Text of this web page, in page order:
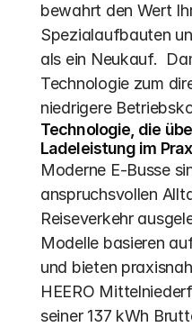
bewahrt den Wert
Spezialaufbauten
als ein Neukauf.
Technologie zum
niedrigere
Technologie, die
Ladeleistung im
Moderne E-Busse
anspruchsvollen
Reiseverkehr
Modelle basieren
und bieten
HEERO
seiner 137 kWh